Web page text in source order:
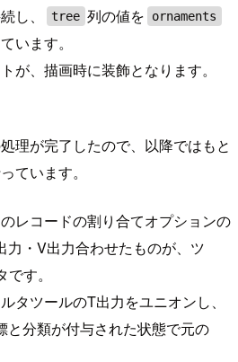
し、
tree 列の値を ornaments
います。
が、描画時に装飾となります。
理が完了したので、以降ではもと
ています。
レコードの割り合てオプションの
力・V出力合わせたものが、ツ
す。
タツールのT出力をユニオンし、
と分類が付与された状態で元の